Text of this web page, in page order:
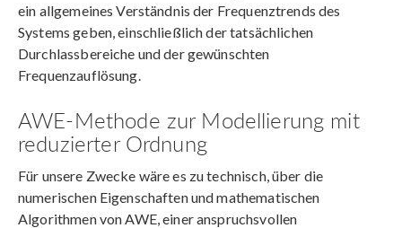
ein allgemeines Verständnis der Frequenztrends des
Systems geben, einschließlich der tatsächlichen
Durchlassbereiche und der gewünschten
Frequenzauflösung.
AWE-Methode zur Modellierung mit
reduzierter Ordnung
Für unsere Zwecke wäre es zu technisch, über die
numerischen Eigenschaften und mathematischen
Algorithmen von AWE, einer anspruchsvollen